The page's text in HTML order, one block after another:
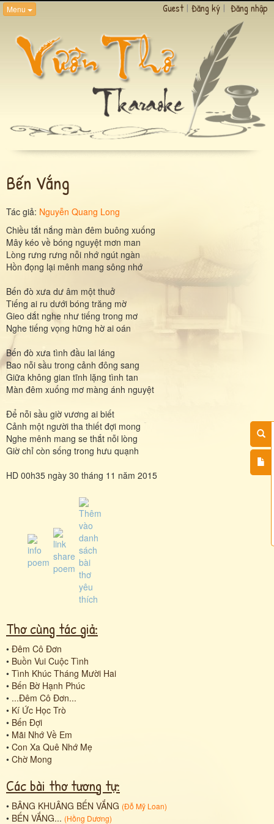
Menu Guest | Đăng ký | Đăng nhập
Bến Vắng
Tác giả: Nguyễn Quang Long
Chiều tắt nắng màn đêm buông xuống
Mây kéo về bóng nguyệt mơn man
Lòng rưng rưng nỗi nhớ ngút ngàn
Hồn đọng lại mênh mang sông nhớ
Bến đò xưa dư âm một thuở
Tiếng ai ru dưới bóng trăng mờ
Gieo dắt nghe như tiếng trong mơ
Nghe tiếng vọng hững hờ ai oán
Bến đò xưa tình đầu lai láng
Bao nỗi sầu trong cảnh đông sang
Giữa không gian tĩnh lặng tình tan
Màn đêm xuống mơ màng ánh nguyệt
Để nỗi sầu giờ vương ai biết
Cảnh một người tha thiết đợi mong
Nghe mênh mang se thắt nỗi lòng
Giờ chỉ còn sống trong hưu quạnh
HD 00h35 ngày 30 tháng 11 năm 2015
Thơ cùng tác giả:
• Đêm Cô Đơn
• Buồn Vui Cuộc Tình
• Tình Khúc Tháng Mười Hai
• Bến Bờ Hạnh Phúc
• ...Đêm Cô Đơn...
• Kí Ức Học Trò
• Bến Đợi
• Mãi Nhớ Về Em
• Con Xa Quê Nhớ Mẹ
• Chờ Mong
Các bài thơ tương tự:
• BÂNG KHUÂNG BẾN VẮNG (Đỗ Mỹ Loan)
• BẾN VẮNG... (Hồng Dương)